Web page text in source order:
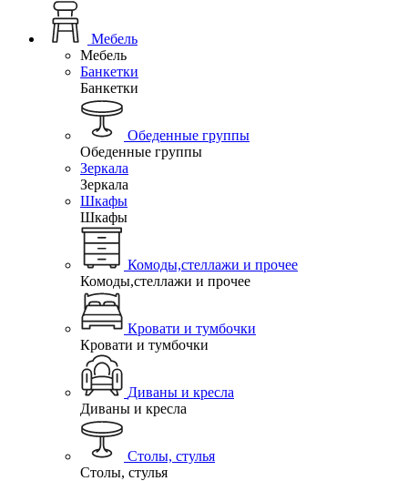
Мебель
Мебель
Банкетки
Банкетки
Обеденные группы
Обеденные группы
Зеркала
Зеркала
Шкафы
Шкафы
Комоды,стеллажи и прочее
Комоды,стеллажи и прочее
Кровати и тумбочки
Кровати и тумбочки
Диваны и кресла
Диваны и кресла
Столы, стулья
Столы, стулья